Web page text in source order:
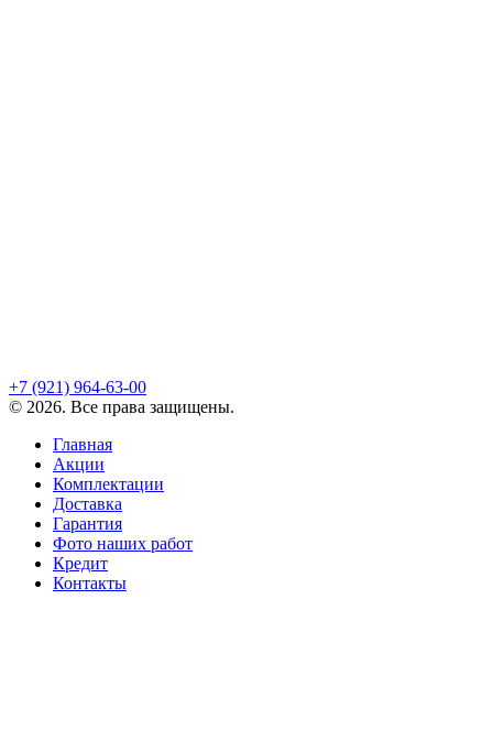
+7 (921) 964-63-00
© 2026. Все права защищены.
Главная
Акции
Комплектации
Доставка
Гарантия
Фото наших работ
Кредит
Контакты